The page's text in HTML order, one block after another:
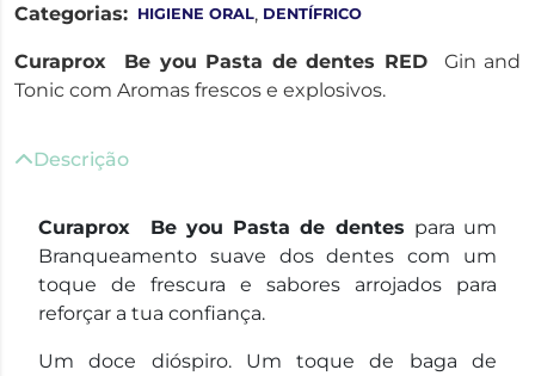
Categorias: HIGIENE ORAL, DENTÍFRICO
Curaprox Be you Pasta de dentes RED
Gin and
Tonic com Aromas frescos e explosivos.
Descrição
Curaprox Be you Pasta de dentes para um
Branqueamento suave dos dentes com um
toque de frescura e sabores arrojados para
reforçar a tua confiança.
Um doce dióspiro. Um toque de baga de